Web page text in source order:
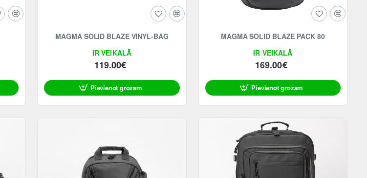
IR VEIKALĀ
MAGMA SOLID BLAZE VINYL-BAG
119.00€
Pievienot grozam
IR VEIKALĀ
MAGMA SOLID BLAZE PACK 80
169.00€
Pievienot grozam